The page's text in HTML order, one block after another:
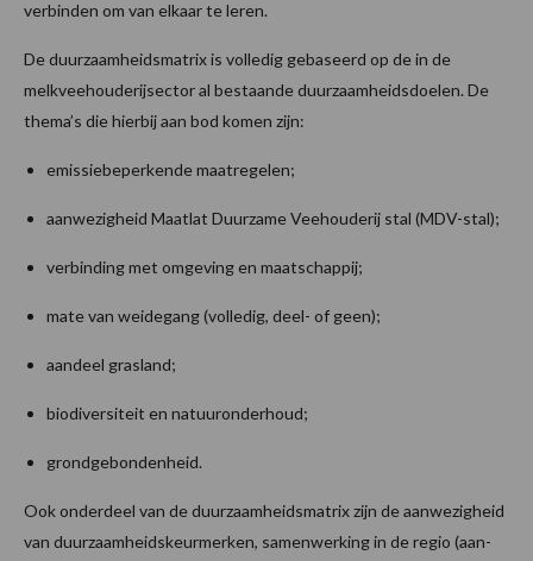
verbinden om van elkaar te leren.
De duurzaamheidsmatrix is volledig gebaseerd op de in de
melkveehouderijsector al bestaande duurzaamheidsdoelen. De
thema’s die hierbij aan bod komen zijn:
emissiebeperkende maatregelen;
aanwezigheid Maatlat Duurzame Veehouderij stal (MDV-stal);
verbinding met omgeving en maatschappij;
mate van weidegang (volledig, deel- of geen);
aandeel grasland;
biodiversiteit en natuuronderhoud;
grondgebondenheid.
Ook onderdeel van de duurzaamheidsmatrix zijn de aanwezigheid
van duurzaamheidskeurmerken, samenwerking in de regio (aan-